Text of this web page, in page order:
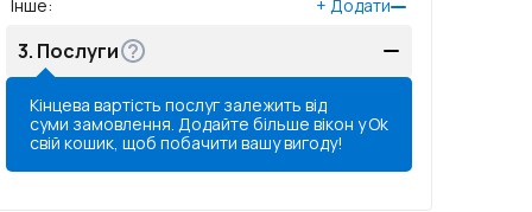
Інше: + Додати
3. Послуги
Кінцева вартість послуг залежить від
суми замовлення. Додайте більше вікон у
свій кошик, щоб побачити вашу вигоду!
Ok